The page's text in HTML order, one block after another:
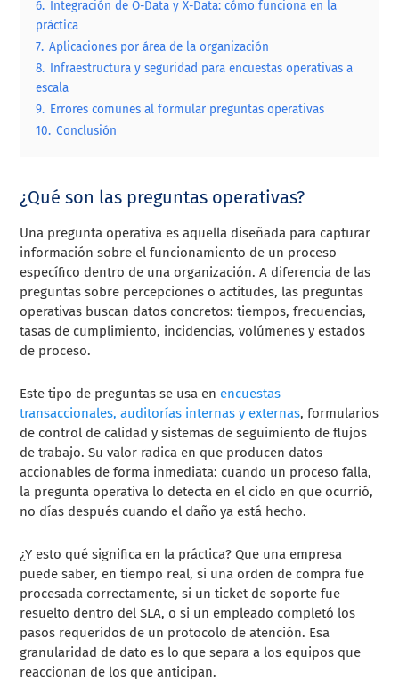
6. Integración de O-Data y X-Data: cómo funciona en la
práctica
7. Aplicaciones por área de la organización
8. Infraestructura y seguridad para encuestas operativas a
escala
9. Errores comunes al formular preguntas operativas
10. Conclusión
¿Qué son las preguntas operativas?
Una pregunta operativa es aquella diseñada para capturar
información sobre el funcionamiento de un proceso
específico dentro de una organización. A diferencia de las
preguntas sobre percepciones o actitudes, las preguntas
operativas buscan datos concretos: tiempos, frecuencias,
tasas de cumplimiento, incidencias, volúmenes y estados
de proceso.
Este tipo de preguntas se usa en encuestas
transaccionales, auditorías internas y externas, formularios
de control de calidad y sistemas de seguimiento de flujos
de trabajo. Su valor radica en que producen datos
accionables de forma inmediata: cuando un proceso falla,
la pregunta operativa lo detecta en el ciclo en que ocurrió,
no días después cuando el daño ya está hecho.
¿Y esto qué significa en la práctica? Que una empresa
puede saber, en tiempo real, si una orden de compra fue
procesada correctamente, si un ticket de soporte fue
resuelto dentro del SLA, o si un empleado completó los
pasos requeridos de un protocolo de atención. Esa
granularidad de dato es lo que separa a los equipos que
reaccionan de los que anticipan.